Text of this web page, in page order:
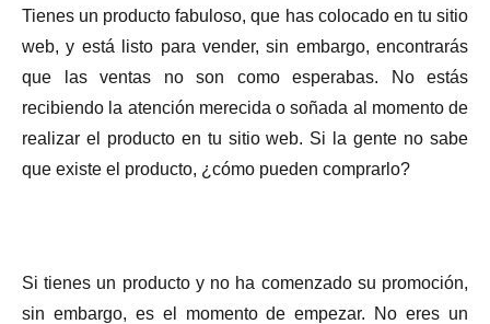
Tienes un producto fabuloso, que has colocado en tu sitio
web, y está listo para vender, sin embargo, encontrarás
que las ventas no son como esperabas. No estás
recibiendo la atención merecida o soñada al momento de
realizar el producto en tu sitio web. Si la gente no sabe
que existe el producto, ¿cómo pueden comprarlo?
Si tienes un producto y no ha comenzado su promoción,
sin embargo, es el momento de empezar. No eres un